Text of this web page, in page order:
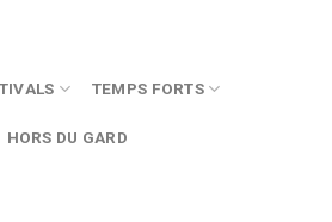
TEMPS FORTS
HORS DU GARD